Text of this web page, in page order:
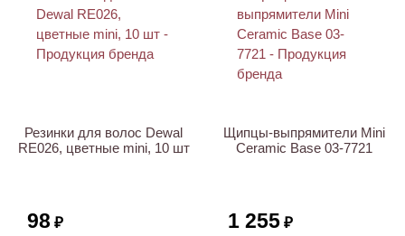
Резинки для волос Dewal
RE026, цветные mini, 10 шт
98 ₽
Щипцы-выпрямители Mini
Ceramic Base 03-7721
1 255 ₽